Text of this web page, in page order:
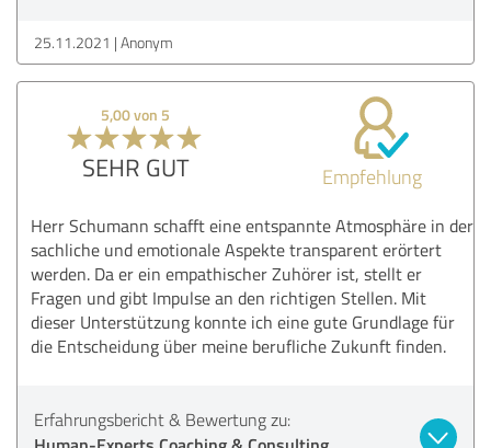
25.11.2021 Anonym
5,00 von 5
SEHR GUT Empfehlung
Herr Schumann schafft eine entspannte Atmosphäre in der
sachliche und emotionale Aspekte transparent erörtert
werden. Da er ein empathischer Zuhörer ist, stellt er
Fragen und gibt Impulse an den richtigen Stellen. Mit
dieser Unterstützung konnte ich eine gute Grundlage für
die Entscheidung über meine berufliche Zukunft finden.
Erfahrungsbericht & Bewertung zu: